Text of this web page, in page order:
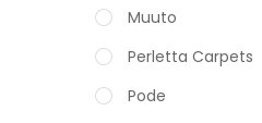
Muuto
Perletta Carpets
Pode